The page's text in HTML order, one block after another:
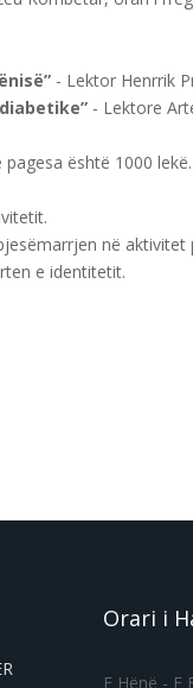
- Lektor Henrrik
- Lektore
është 1000 lekë.
në
e identitetit.
Orari i
E Hënë - E